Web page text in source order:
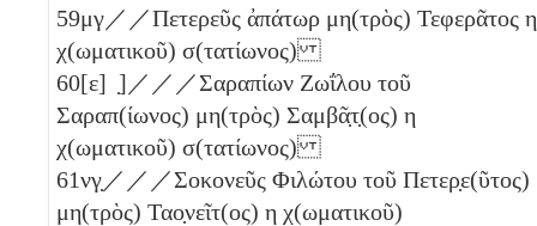
59μγ／／Πετερεῦς ἀπάτωρ μη(τρὸς) Τεφερᾶτος η
χ(ωματικοῦ) σ(τατίωνος)
60[ε] ̣]／／／Σαραπίων Ζωΐλου τοῦ
Σαραπ(ίωνος) μη(τρὸς) Σαμβᾶ̣τ̣(ος) η
χ(ωματικοῦ) σ(τατίωνος)
61νγ̣／／／Σοκονεῦς Φιλώτου τοῦ Πετερ̣ε(ῦτος)
μη(τρὸς) Ταο̣νεῖτ(ος) η χ(ωματικοῦ)